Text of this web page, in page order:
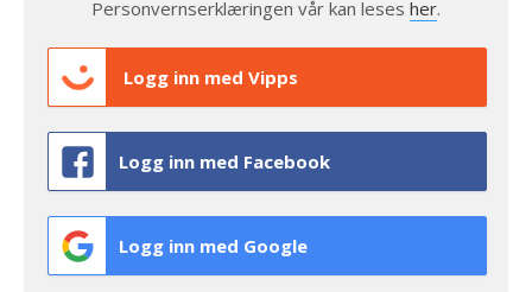
Personvernserklæringen vår kan leses her.
Logg inn med Vipps
Logg inn med Facebook
Logg inn med Google